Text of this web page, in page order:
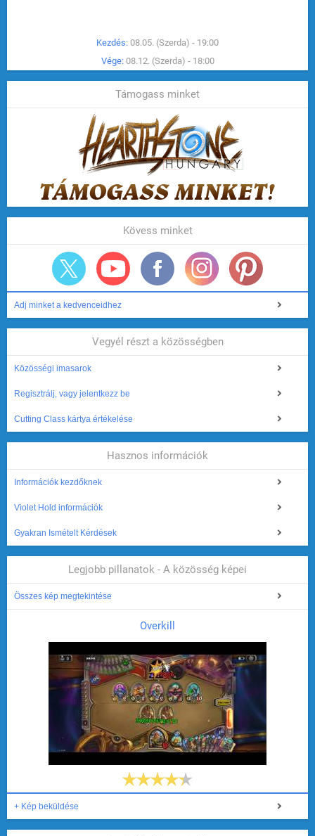
Kezdés: 08.05. (Szerda) - 19:00
Vége: 08.12. (Szerda) - 18:00
Támogass minket
Kövess minket
Adj minket a kedvenceidhez
Vegyél részt a közösségben
Közösségi imasarok
Regisztrálj, vagy jelentkezz be
Cutting Class kártya értékelése
Hasznos információk
Információk kezdőknek
Violet Hold információk
Gyakran Ismételt Kérdések
Legjobb pillanatok - A közösség képei
Összes kép megtekintése
Overkill
+ Kép beküldése